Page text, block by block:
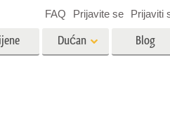
Dućan Blog
FAQ Prijavite se Prijaviti